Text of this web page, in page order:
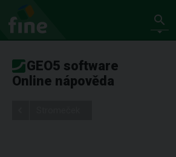
GEO5 software
Online nápověda